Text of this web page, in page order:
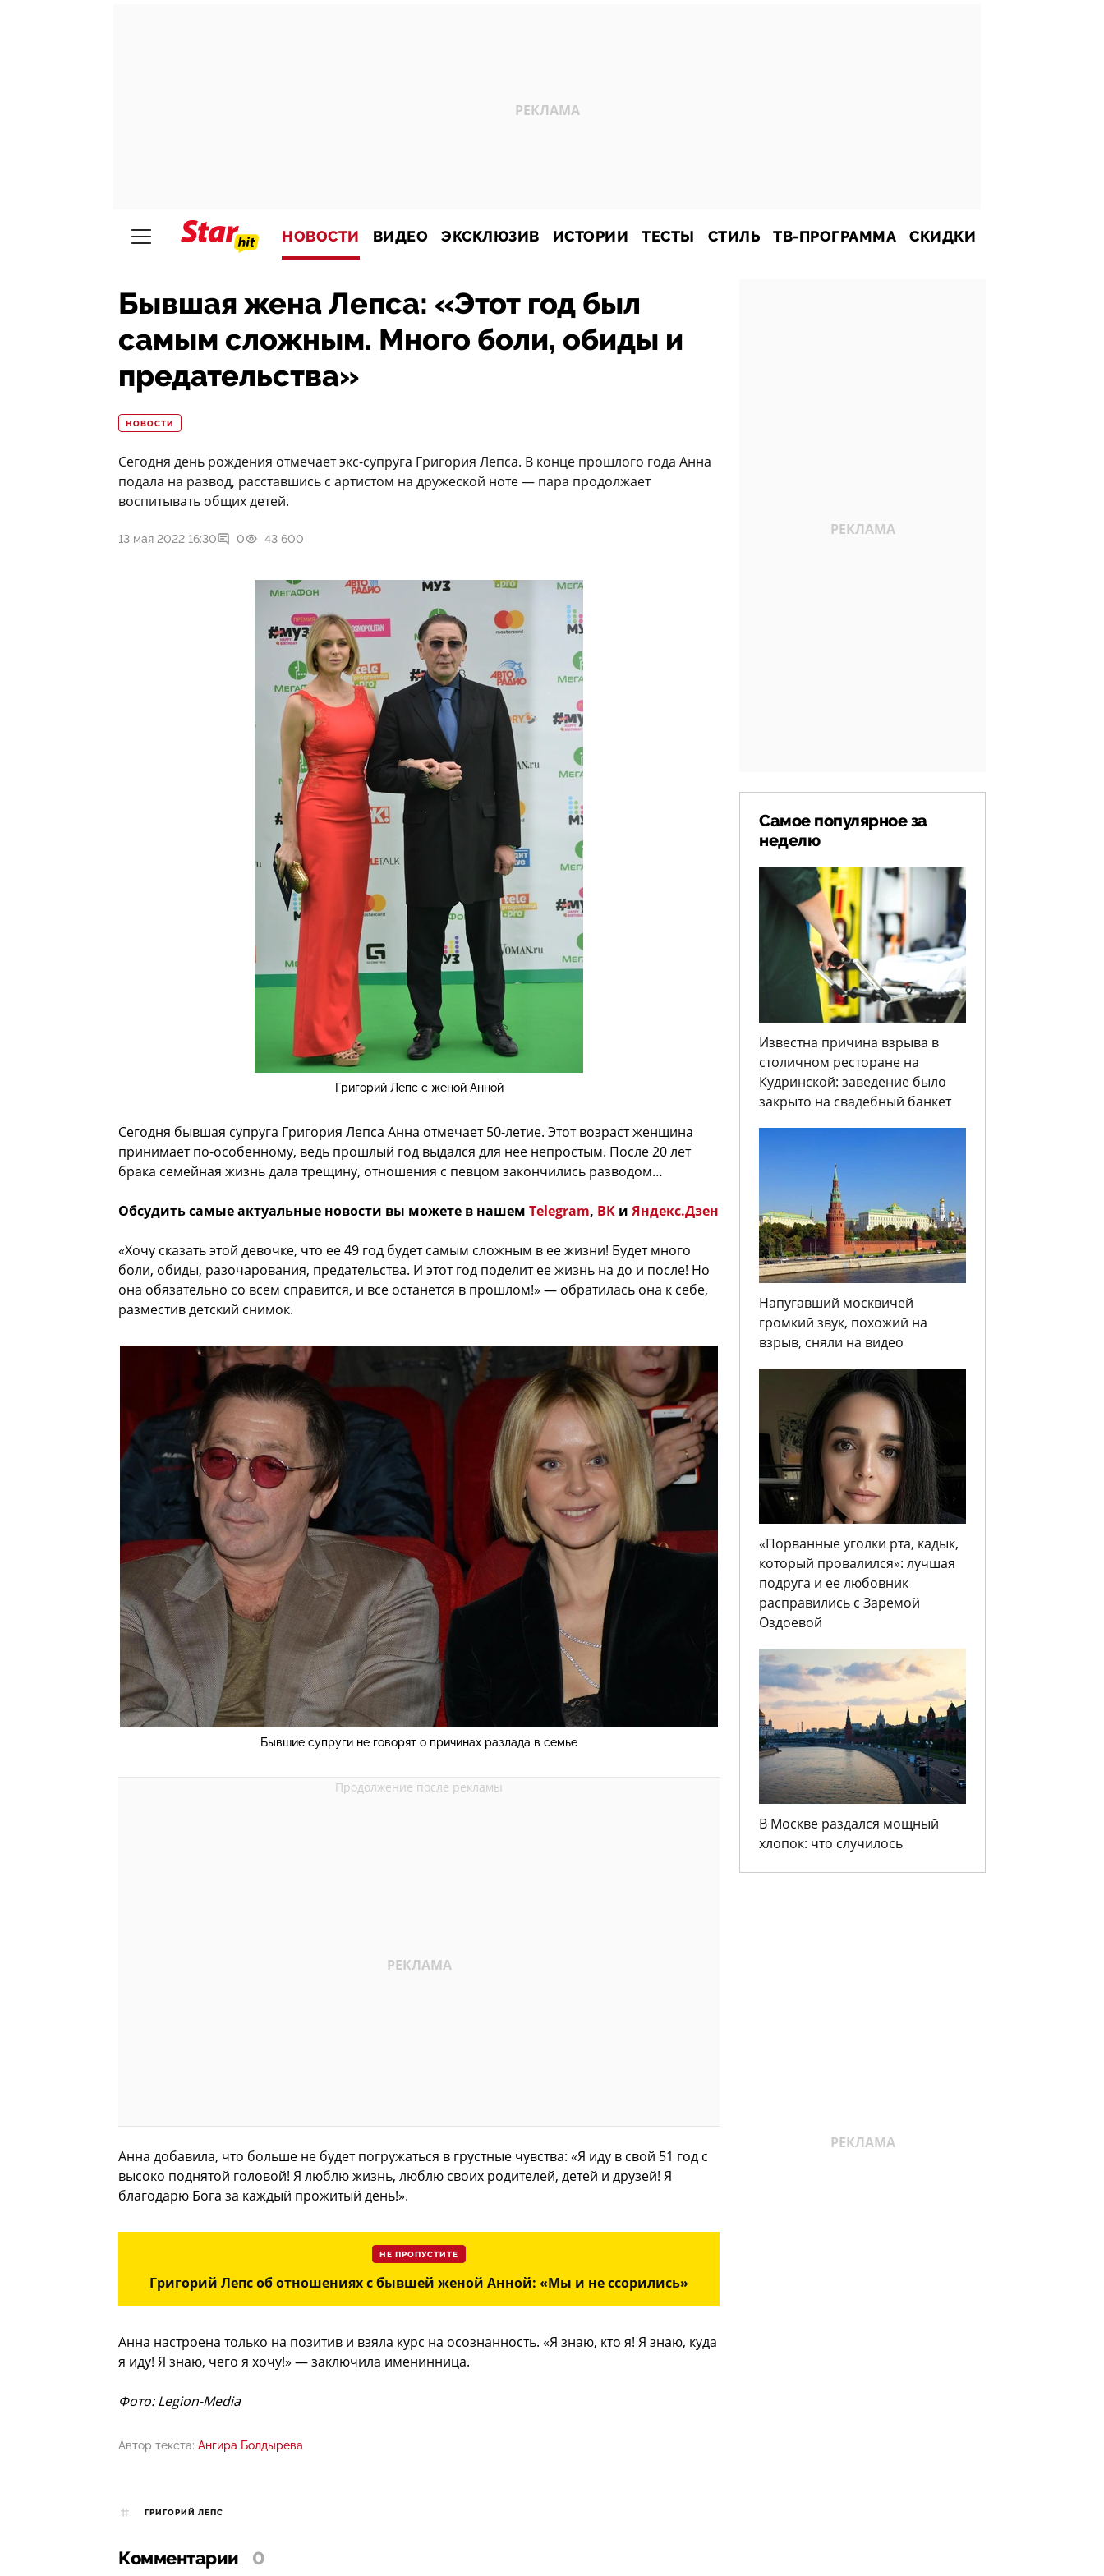
НОВОСТИ ВИДЕО ЭКСКЛЮЗИВ ИСТОРИИ ТЕСТЫ СТИЛЬ ТВ-ПРОГРАММА СКИДКИ
Бывшая жена Лепса: «Этот год был
самым сложным. Много боли, обиды и
предательства»
НОВОСТИ
Сегодня день рождения отмечает экс-супруга Григория Лепса. В конце прошлого года Анна
подала на развод, расставшись с артистом на дружеской ноте — пара продолжает
воспитывать общих детей.
13 мая 2022 16:30 0 43 600
Григорий Лепс с женой Анной
Сегодня бывшая супруга Григория Лепса Анна отмечает 50-летие. Этот возраст женщина
принимает по-особенному, ведь прошлый год выдался для нее непростым. После 20 лет
брака семейная жизнь дала трещину, отношения с певцом закончились разводом…
Обсудить самые актуальные новости вы можете в нашем Telegram, ВК и Яндекс.Дзен
«Хочу сказать этой девочке, что ее 49 год будет самым сложным в ее жизни! Будет много
боли, обиды, разочарования, предательства. И этот год поделит ее жизнь на до и после! Но
она обязательно со всем справится, и все останется в прошлом!» — обратилась она к себе,
разместив детский снимок.
Бывшие супруги не говорят о причинах разлада в семье
Анна добавила, что больше не будет погружаться в грустные чувства: «Я иду в свой 51 год с
высоко поднятой головой! Я люблю жизнь, люблю своих родителей, детей и друзей! Я
благодарю Бога за каждый прожитый день!».
НЕ ПРОПУСТИТЕ
Григорий Лепс об отношениях с бывшей женой Анной: «Мы и не ссорились»
Анна настроена только на позитив и взяла курс на осознанность. «Я знаю, кто я! Я знаю, куда
я иду! Я знаю, чего я хочу!» — заключила именинница.
Фото: Legion-Media
Автор текста: Ангира Болдырева
ГРИГОРИЙ ЛЕПС
Комментарии 0
Самое популярное за
неделю
Известна причина взрыва в
столичном ресторане на
Кудринской: заведение было
закрыто на свадебный банкет
Напугавший москвичей
громкий звук, похожий на
взрыв, сняли на видео
«Порванные уголки рта, кадык,
который провалился»: лучшая
подруга и ее любовник
расправились с Заремой
Оздоевой
В Москве раздался мощный
хлопок: что случилось